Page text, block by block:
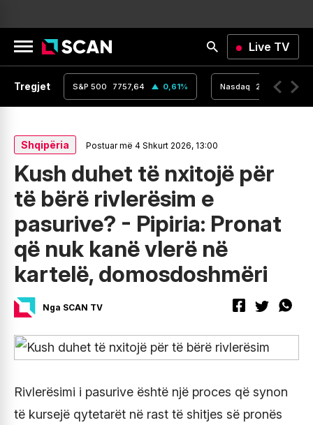
Live TV
Tregjet
0% S&P 500 7757,64 0,61% Nasdaq 26690,62
Shqipëria Postuar më 4 Shkurt 2026, 13:00
Kush duhet të nxitojë për
të bërë rivlerësim e
pasurive? - Pipiria: Pronat
që nuk kanë vlerë në
kartelë, domosdoshmëri
Nga SCAN TV
Rivlerësimi i pasurive është një proces që synon
të kursejë qytetarët në rast të shitjes së pronës